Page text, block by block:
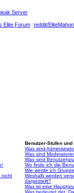
Server
reddit/EliteMahon
Elite Forum
nicht
Benutzer-Stufen und
Was sind
Was sind
Was sind
Wo finde ich die
Wie werde ich
Weshalb werden
dargestellt?
Was ist eine
Was bedeutet der